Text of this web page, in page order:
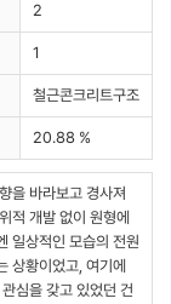
2
1
철근콘크리트구조
20.88 %
을 바라보고 경사져
적 개발 없이 원형에
일상적인 모습의 전원
상황이었고, 여기에
심을 갖고 있었던 건